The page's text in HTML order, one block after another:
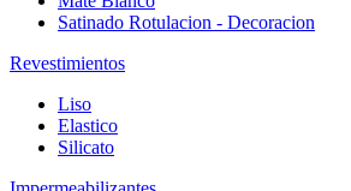
Satinado Rotulacion - Decoracion
Revestimientos
Liso
Elastico
Silicato